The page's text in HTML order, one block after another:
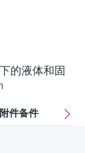
的液体和固
附件备件 关联